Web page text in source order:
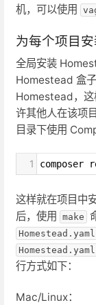
机，可以使用
为每个项目
全局安装
Homestead 盒
Homestead，这
许其他人在该项
目录下使用
1 composer
这样就在项目中
后，使用
make
Homestead.yaml
Homestead.yaml
行方式如下：
Mac/Linux：